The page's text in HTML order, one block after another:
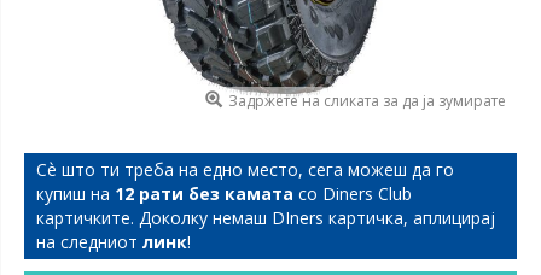
Задржете на сликата за да ја зумирате
Сѐ што ти треба на едно место, сега можеш да го
купиш на 12 рати без камата со Diners Club
картичките. Доколку немаш DIners картичка, аплицирај
на следниот линк!